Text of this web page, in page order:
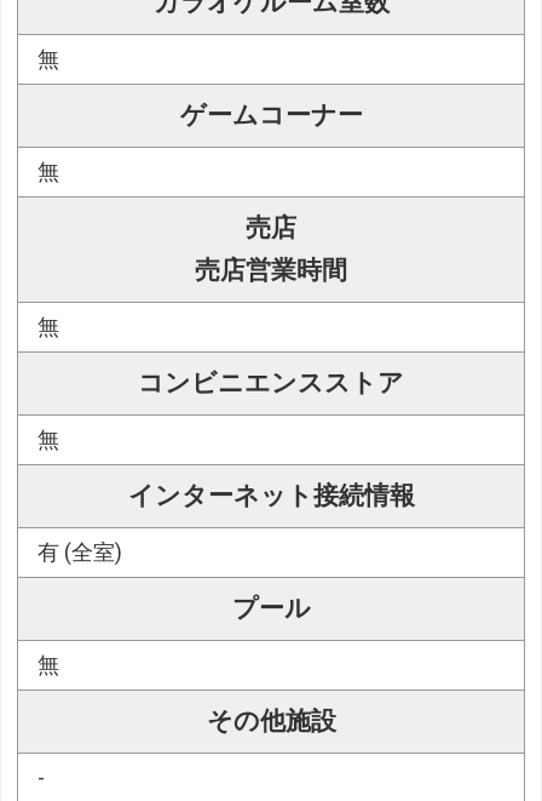
無
ゲームコーナー
無
売店
売店営業時間
無
コンビニエンスストア
無
インターネット接続情報
有 (全室)
プール
無
その他施設
-